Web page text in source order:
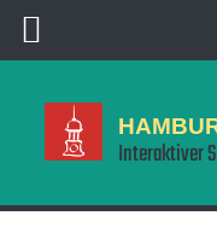
Interaktiver